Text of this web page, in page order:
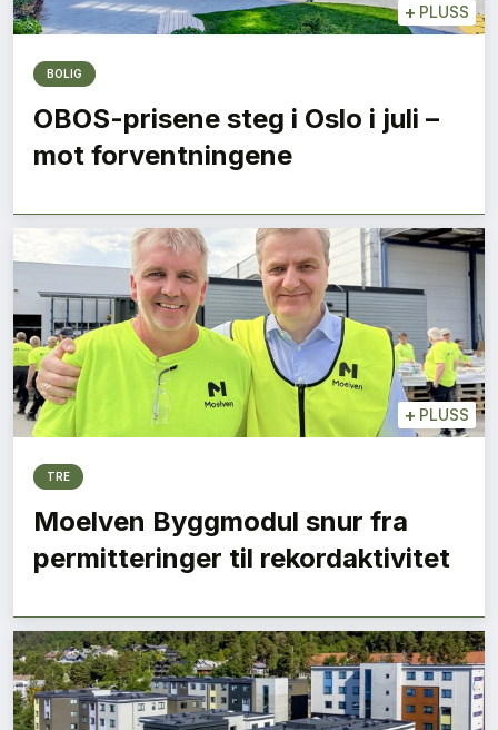
+ PLUSS
BOLIG
OBOS-prisene steg i Oslo i juli –
mot forventningene
+ PLUSS
TRE
Moelven Byggmodul snur fra
permitteringer til rekordaktivitet